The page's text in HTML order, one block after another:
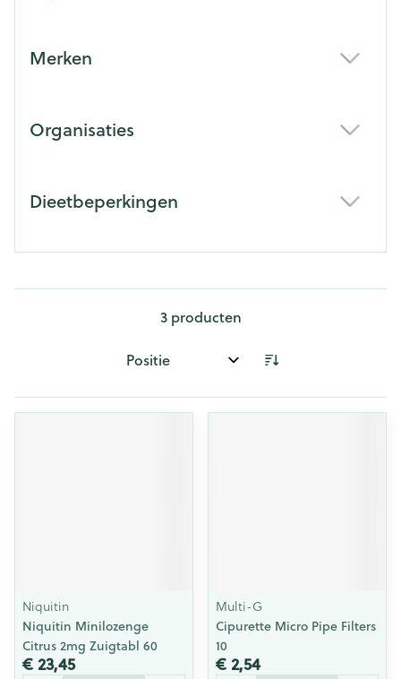
Merken
Organisaties
Dieetbeperkingen
3producten
Sorteer op:
Niquitin
Niquitin Minilozenge
Citrus 2mg Zuigtabl 60
€ 23,45
Multi-G
Cipurette Micro Pipe Filters
10
€ 2,54